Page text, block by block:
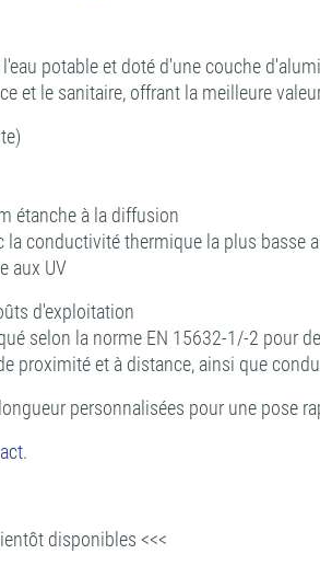
l'eau potable et doté d'une couche
et le sanitaire, offrant la meilleure
étanche à la diffusion
la conductivité thermique la plus
aux UV
d'exploitation
selon la norme EN 15632-1/-2 pour
proximité et à distance, ainsi que
personnalisées pour une pose
.
disponibles <<<